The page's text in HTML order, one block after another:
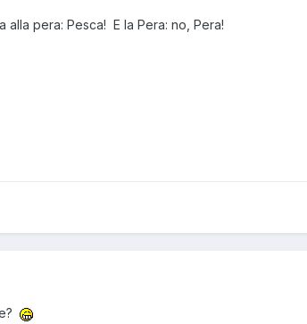
alla pera: Pesca! E la Pera: no, Pera!